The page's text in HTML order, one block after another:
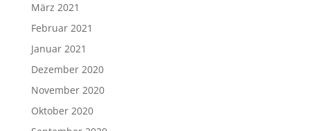
März 2021
Februar 2021
Januar 2021
Dezember 2020
November 2020
Oktober 2020